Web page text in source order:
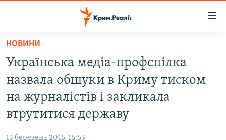
Перейти
основного
матеріалу
до
основної
ВОДА.КРИМ
НОВИНИ
Українська медіа-профспілка
назвала обшуки в Криму тиском
на журналістів і закликала
втрутитися державу
13 березень 2015, 15:53